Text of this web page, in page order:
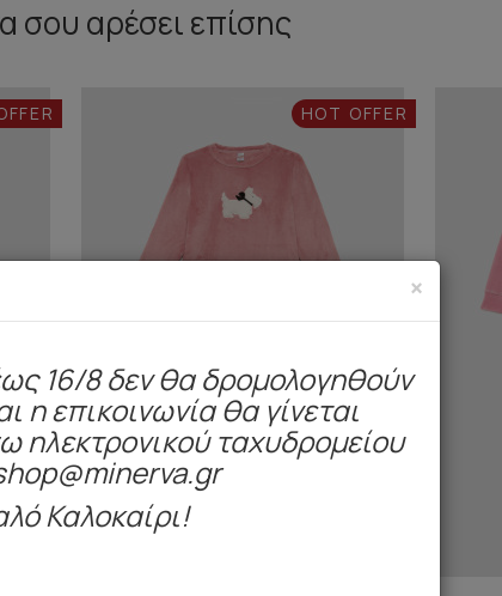
σου αρέσει επίσης
HOT OFFER
×
16/8 δεν θα δρομολογηθούν
η επικοινωνία θα γίνεται
ηλεκτρονικού ταχυδρομείου
Καλοκαίρι!